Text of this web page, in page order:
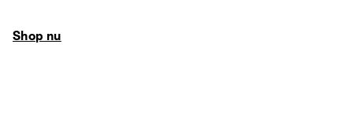
Shop nu